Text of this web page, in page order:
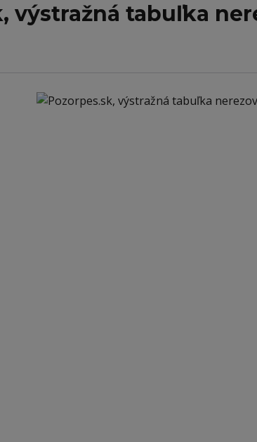
výstražná tabuľka